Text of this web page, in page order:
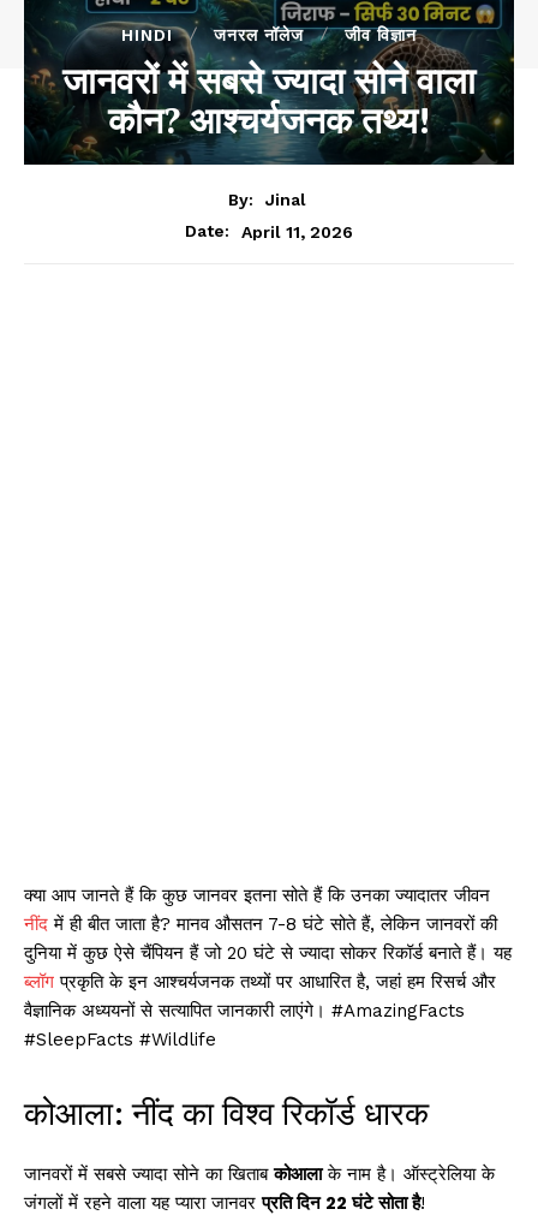
HINDI जनरल नॉलेज जीव विज्ञान
जानवरों में सबसे ज्यादा सोने वाला
कौन? आश्चर्यजनक तथ्य!
By:
Jinal
Date:
April 11, 2026
क्या आप जानते हैं कि कुछ जानवर इतना सोते हैं कि उनका ज्यादातर जीवन
नींद में ही बीत जाता है? मानव औसतन 7-8 घंटे सोते हैं, लेकिन जानवरों की
दुनिया में कुछ ऐसे चैंपियन हैं जो 20 घंटे से ज्यादा सोकर रिकॉर्ड बनाते हैं। यह
ब्लॉग प्रकृति के इन आश्चर्यजनक तथ्यों पर आधारित है, जहां हम रिसर्च और
वैज्ञानिक अध्ययनों से सत्यापित जानकारी लाएंगे। #AmazingFacts
#SleepFacts #Wildlife
कोआला: नींद का विश्व रिकॉर्ड धारक
जानवरों में सबसे ज्यादा सोने का खिताबकोआलाके नाम है। ऑस्ट्रेलिया के
जंगलों में रहने वाला यह प्यारा जानवरप्रति दिन 22 घंटे सोता है!